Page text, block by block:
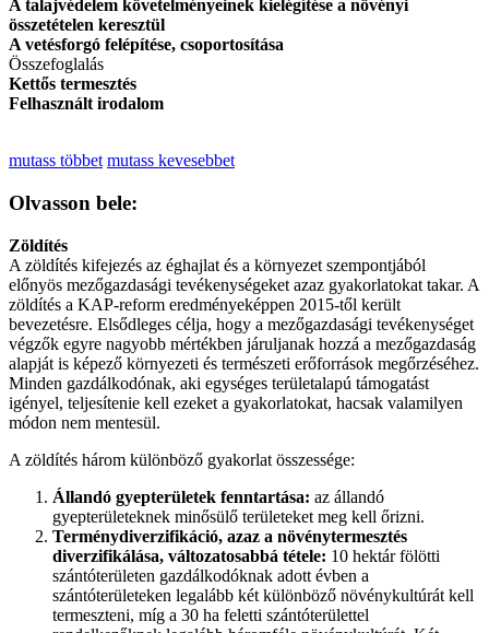
A talajvédelem követelményeinek kielégítése a növényi
összetételen keresztül
A vetésforgó felépítése, csoportosítása
Összefoglalás
Kettős termesztés
Felhasznált irodalom
mutass többet mutass kevesebbet
Olvasson bele:
Zöldítés
A zöldítés kifejezés az éghajlat és a környezet szempontjából
előnyös mezőgazdasági tevékenységeket azaz gyakorlatokat takar. A
zöldítés a KAP-reform eredményeképpen 2015-től került
bevezetésre. Elsődleges célja, hogy a mezőgazdasági tevékenységet
végzők egyre nagyobb mértékben járuljanak hozzá a mezőgazdaság
alapját is képező környezeti és természeti erőforrások megőrzéséhez.
Minden gazdálkodónak, aki egységes területalapú támogatást
igényel, teljesítenie kell ezeket a gyakorlatokat, hacsak valamilyen
módon nem mentesül.
A zöldítés három különböző gyakorlat összessége:
Állandó gyepterületek fenntartása: az állandó
gyepterületeknek minősülő területeket meg kell őrizni.
Terménydiverzifikáció, azaz a növénytermesztés
diverzifikálása, változatosabbá tétele: 10 hektár fölötti
szántóterületen gazdálkodóknak adott évben a
szántóterületeken legalább két különböző növénykultúrát kell
termeszteni, míg a 30 ha feletti szántóterülettel